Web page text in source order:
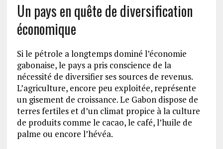
Un pays en quête de diversification
économique
Si le pétrole a longtemps dominé l’économie
gabonaise, le pays a pris conscience de la
nécessité de diversifier ses sources de revenus.
L’agriculture, encore peu exploitée, représente
un gisement de croissance. Le Gabon dispose de
terres fertiles et d’un climat propice à la culture
de produits comme le cacao, le café, l’huile de
palme ou encore l’hévéa.